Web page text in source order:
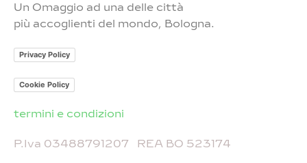
Un Omaggio ad una delle città
più accoglienti del mondo, Bologna.
Privacy Policy
Cookie Policy
termini e condizioni
P.Iva 03488791207 REA BO 523174